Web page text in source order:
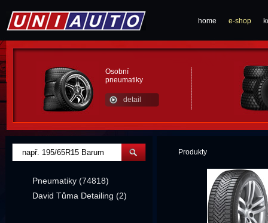
home e-shop
Osobní
pneumatiky
detail
Produkty
Pneumatiky (74818)
David Tůma Detailing (2)